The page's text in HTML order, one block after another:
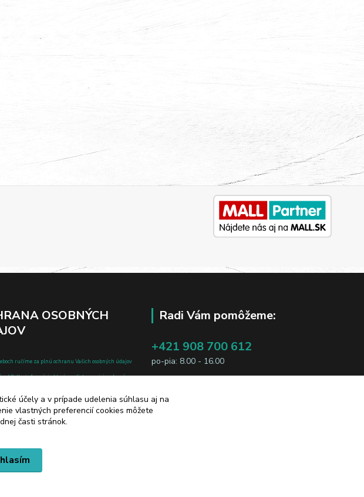
OSOBNÝCH
ručíme za plnú ochranu Vašich osobných údajov
Všetky informácie, ktoré uvediete o svojej osobe, sú
niektorých zákonov.
Radi Vám pomôžeme:
+421 908 700 612
po-pia: 8.00 - 16.00
účely a v prípade udelenia súhlasu aj na
vlastných preferencií cookies môžete
časti stránok.